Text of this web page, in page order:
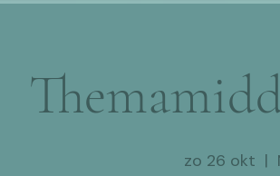
zo 26 okt
  |